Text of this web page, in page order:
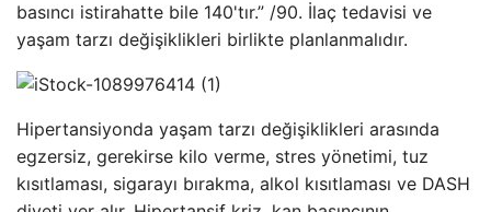
basıncı istirahatte bile 140'tır.” /90. İlaç tedavisi ve
yaşam tarzı değişiklikleri birlikte planlanmalıdır.
Hipertansiyonda yaşam tarzı değişiklikleri arasında
egzersiz, gerekirse kilo verme, stres yönetimi, tuz
kısıtlaması, sigarayı bırakma, alkol kısıtlaması ve DASH